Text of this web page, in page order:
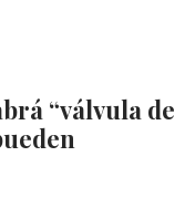
“válvula de